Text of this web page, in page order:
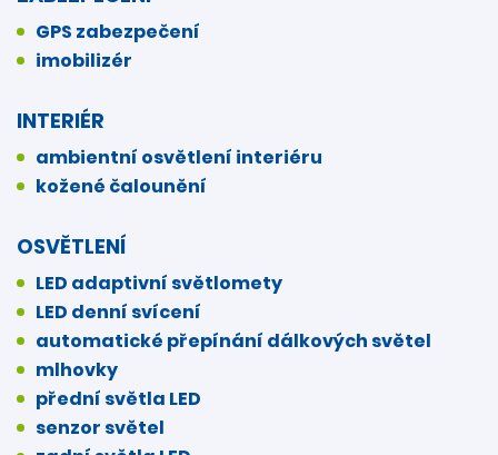
GPS zabezpečení
imobilizér
INTERIÉR
ambientní osvětlení interiéru
kožené čalounění
OSVĚTLENÍ
LED adaptivní světlomety
LED denní svícení
automatické přepínání dálkových světel
mlhovky
přední světla LED
senzor světel